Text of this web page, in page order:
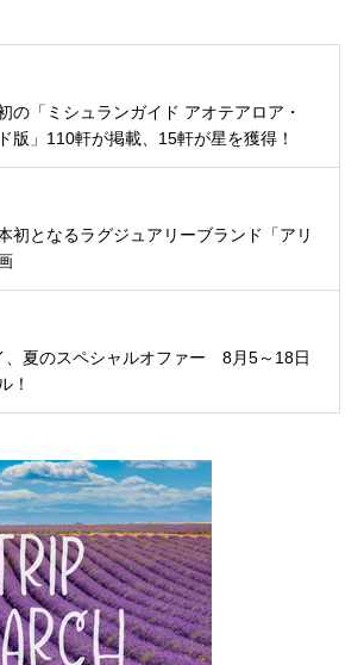
の「ミシュランガイド アオテアロア・
版」110軒が掲載、15軒が星を獲得！
初となるラグジュアリーブランド「アリ
、夏のスペシャルオファー 8月5～18日
！